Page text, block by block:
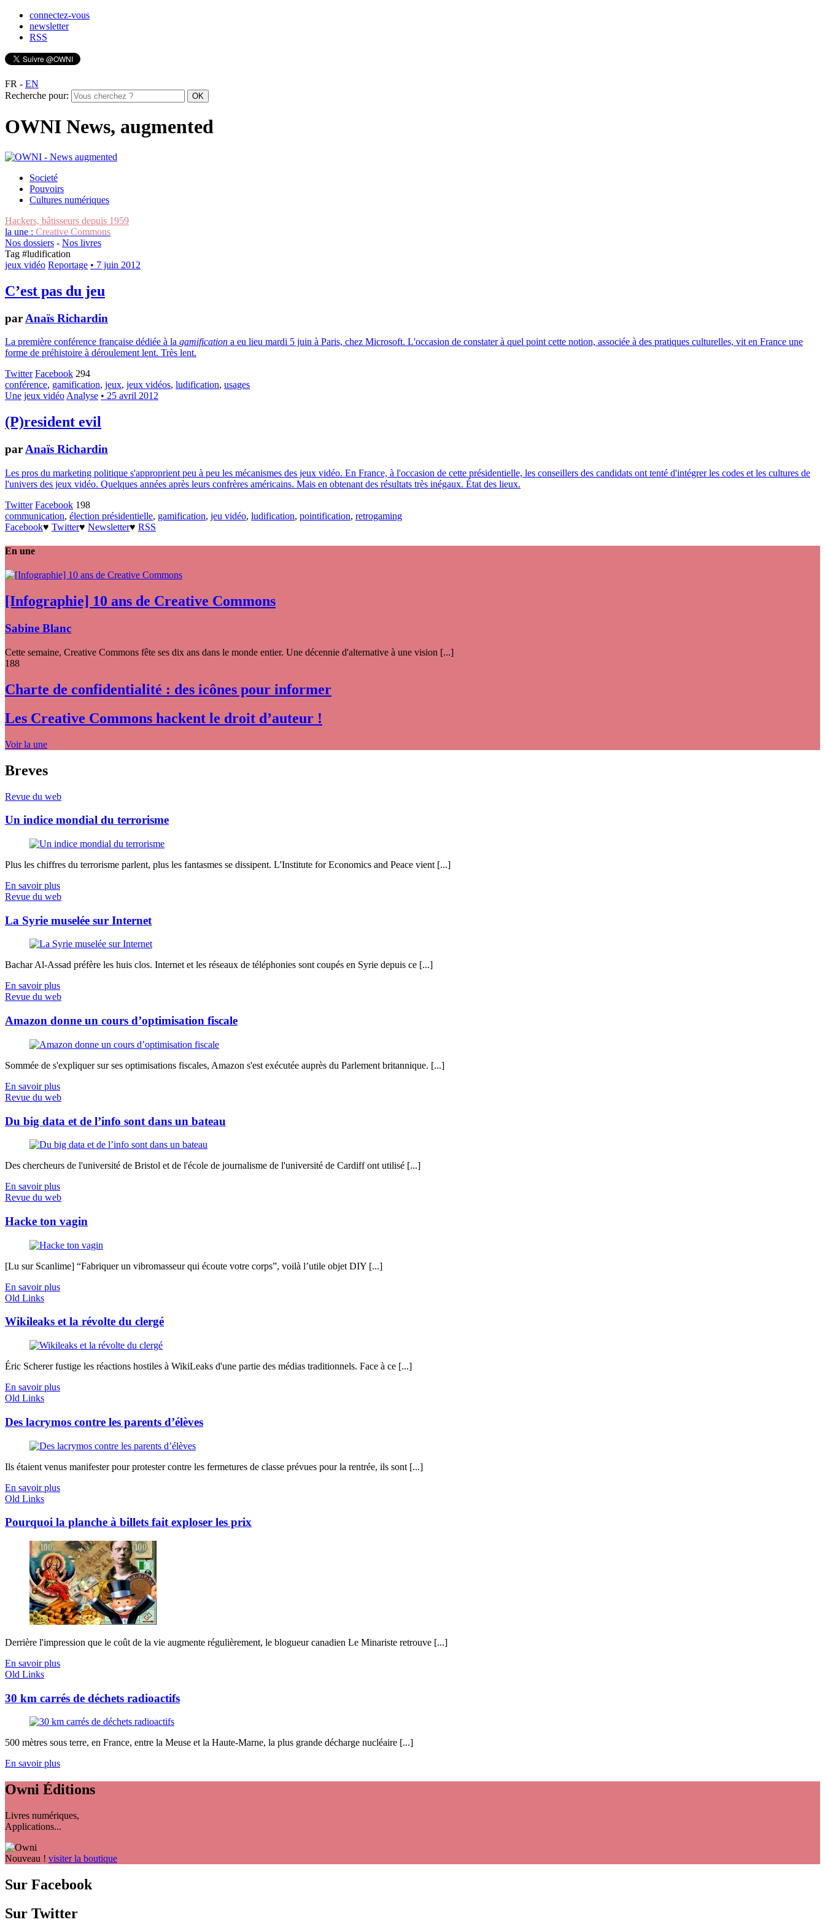
connectez-vous
newsletter
RSS
FR - EN
Recherche pour:
OWNI News, augmented
Societé
Pouvoirs
Cultures numériques
Hackers, bâtisseurs depuis 1959
la une : Creative Commons
Nos dossiers - Nos livres
Tag #ludification
jeux vidéo Reportage • 7 juin 2012
C’est pas du jeu
par Anaïs Richardin
La première conférence française dédiée à la gamification a eu lieu mardi 5 juin à Paris, chez Microsoft. L'occasion de constater à quel point cette notion, associée à des pratiques culturelles, vit en France une
forme de préhistoire à déroulement lent. Très lent.
Twitter Facebook 294
conférence, gamification, jeux, jeux vidéos, ludification, usages
Une jeux vidéoAnalyse • 25 avril 2012
(P)resident evil
parAnaïs Richardin
Les pros du marketing politique s'approprient peu à peu les mécanismes des jeux vidéo. En France, à l'occasion de cette présidentielle, les conseillers des candidats ont tenté d'intégrer les codes et les cultures de
l'univers des jeux vidéo. Quelques années après leurs confrères américains. Mais en obtenant des résultats très inégaux. État des lieux.
Twitter Facebook 198
communication, élection présidentielle, gamification, jeu vidéo, ludification, pointification, retrogaming
Facebook♥ Twitter♥ Newsletter♥ RSS
En une
[Infographie] 10 ans de Creative Commons
Sabine Blanc
Cette semaine, Creative Commons fête ses dix ans dans le monde entier. Une décennie d'alternative à une vision [...]
188
Charte de confidentialité : des icônes pour informer
Les Creative Commons hackent le droit d’auteur !
Voir la une
Breves
Revue du web
Un indice mondial du terrorisme
Plus les chiffres du terrorisme parlent, plus les fantasmes se dissipent. L'Institute for Economics and Peace vient [...]
En savoir plus
Revue du web
La Syrie muselée sur Internet
Bachar Al-Assad préfère les huis clos. Internet et les réseaux de téléphonies sont coupés en Syrie depuis ce [...]
En savoir plus
Revue du web
Amazon donne un cours d’optimisation fiscale
Sommée de s'expliquer sur ses optimisations fiscales, Amazon s'est exécutée auprès du Parlement britannique. [...]
En savoir plus
Revue du web
Du big data et de l’info sont dans un bateau
Des chercheurs de l'université de Bristol et de l'école de journalisme de l'université de Cardiff ont utilisé [...]
En savoir plus
Revue du web
Hacke ton vagin
[Lu sur Scanlime] “Fabriquer un vibromasseur qui écoute votre corps”, voilà l’utile objet DIY [...]
En savoir plus
Old Links
Wikileaks et la révolte du clergé
Éric Scherer fustige les réactions hostiles à WikiLeaks d'une partie des médias traditionnels. Face à ce [...]
En savoir plus
Old Links
Des lacrymos contre les parents d’élèves
Ils étaient venus manifester pour protester contre les fermetures de classe prévues pour la rentrée, ils sont [...]
En savoir plus
Old Links
Pourquoi la planche à billets fait exploser les prix
Derrière l'impression que le coût de la vie augmente régulièrement, le blogueur canadien Le Minariste retrouve [...]
En savoir plus
Old Links
30 km carrés de déchets radioactifs
500 mètres sous terre, en France, entre la Meuse et la Haute-Marne, la plus grande décharge nucléaire [...]
En savoir plus
Owni Éditions
Livres numériques,
Applications...
Nouveau ! visiter la boutique
Sur Facebook
Sur Twitter